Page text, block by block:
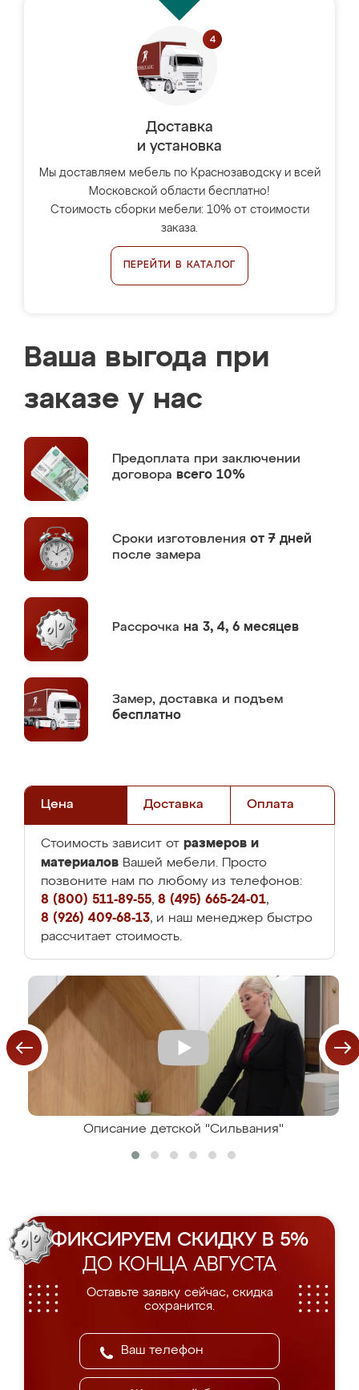
Доставка
и установка
Мы доставляем мебель по Краснозаводску и всей
Московской области бесплатно!
Стоимость сборки мебели: 10% от стоимости
заказа.
ПЕРЕЙТИ В КАТАЛОГ
Ваша выгода при
заказе у нас
Предоплата при заключении
договора всего 10%
Сроки изготовления от 7 дней
после замера
Рассрочка на 3, 4, 6 месяцев
Замер, доставка и подъем
бесплатно
Цена Доставка Оплата
Стоимость зависит от размеров и
материалов Вашей мебели. Просто
позвоните нам по любому из телефонов:
8 (800) 511-89-55, 8 (495) 665-24-01,
8 (926) 409-68-13, и наш менеджер быстро
рассчитает стоимость.
Описание детской "Сильвания"
ФИКСИРУЕМ СКИДКУ В 5%
ДО КОНЦА АВГУСТА
Оставьте заявку сейчас, скидка
сохранится.